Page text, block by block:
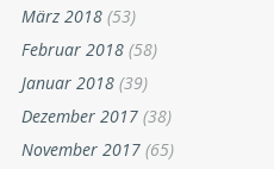
März 2018 (53)
Februar 2018 (58)
Januar 2018 (39)
Dezember 2017 (38)
November 2017 (65)